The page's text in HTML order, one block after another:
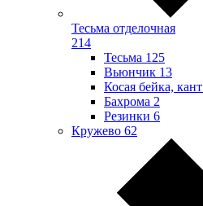
Тесьма отделочная
214
Тесьма 125
Вьюнчик 13
Косая бейка, кант
Бахрома 2
Резинки 6
Кружево 62